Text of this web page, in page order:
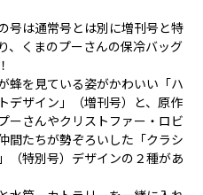
号は通常号とは別に増刊号と特
、くまのプーさんの保冷バッグ
蜂を見ている姿がかわいい「ハ
デザイン」（増刊号）と、原作
ーさんやクリストファー・ロビ
間たちが勢ぞろいした「クラシ
（特別号）デザインの２種があ